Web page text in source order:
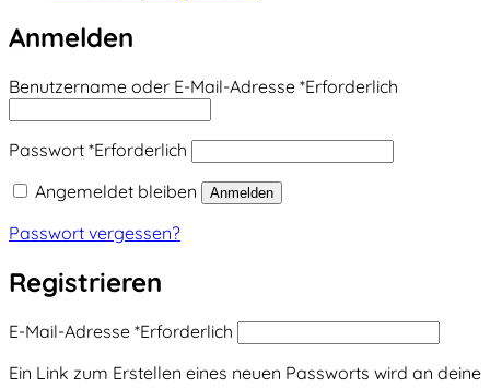
Anmelden
Benutzername oder E-Mail-Adresse *Erforderlich
Passwort *Erforderlich
Angemeldet bleiben
Anmelden
Passwort vergessen?
Registrieren
E-Mail-Adresse *Erforderlich
Ein Link zum Erstellen eines neuen Passworts wird an deine